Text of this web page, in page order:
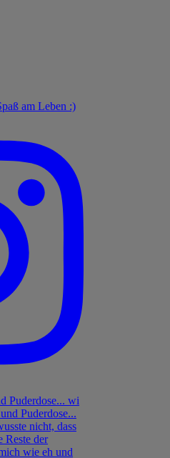
am Leben :)
Puderdose... wi